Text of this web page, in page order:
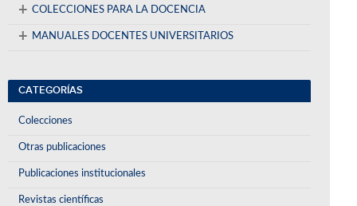
+ COLECCIONES PARA LA DOCENCIA
+ MANUALES DOCENTES UNIVERSITARIOS
CATEGORÍAS
Colecciones
Otras publicaciones
Publicaciones institucionales
Revistas científicas